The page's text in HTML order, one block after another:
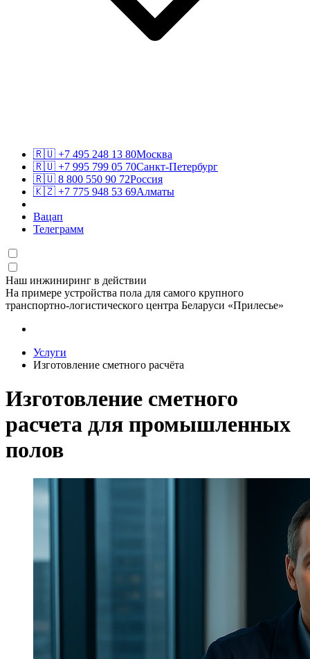
🇷🇺 +7 495 248 13 80Москва
🇷🇺 +7 995 799 05 70Санкт-Петербург
🇷🇺 8 800 550 90 72Россия
🇰🇿 +7 775 948 53 69Алматы
Вацап
Телеграмм
Наш инжиниринг в действии
На примере устройства пола для самого крупного
транспортно-логистического центра Беларуси «Прилесье»
Услуги
Изготовление сметного расчёта
Изготовление сметного
расчета для промышленных
полов